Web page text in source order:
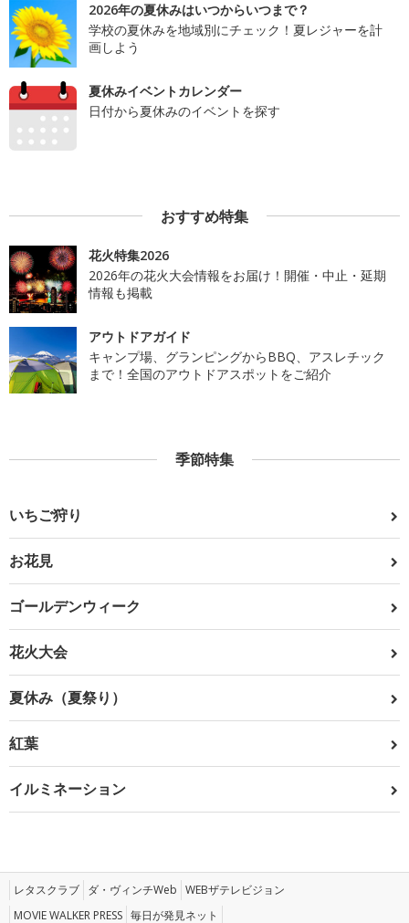
2026年の夏休みはいつからいつまで？
学校の夏休みを地域別にチェック！夏レジャーを計
画しよう
夏休みイベントカレンダー
日付から夏休みのイベントを探す
おすすめ特集
花火特集2026
2026年の花火大会情報をお届け！開催・中止・延期
情報も掲載
アウトドアガイド
キャンプ場、グランピングからBBQ、アスレチック
まで！全国のアウトドアスポットをご紹介
季節特集
いちご狩り
お花見
ゴールデンウィーク
花火大会
夏休み（夏祭り）
紅葉
イルミネーション
レタスクラブ ダ・ヴィンチWeb WEBザテレビジョン
MOVIE WALKER PRESS 毎日が発見ネット